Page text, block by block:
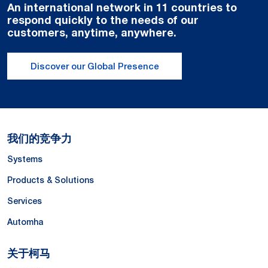
An international network in 11 countries to
respond quickly to the needs of our
customers, anytime, anywhere.
Discover our Global Presence
我们的竞争力
Systems
Products & Solutions
Services
Automha
关于柯马